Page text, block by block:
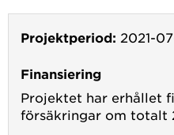
Projektperiod: 2021-
Finansiering
Projektet har erhållet
försäkringar om totalt